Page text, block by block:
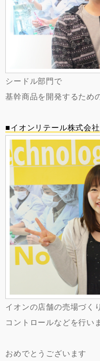
シードル部門で
基幹商品を開発するため
■イオンリテール株式会社
イオンの店舗の売場づく
コントロールなどを行い
おめでとうございます